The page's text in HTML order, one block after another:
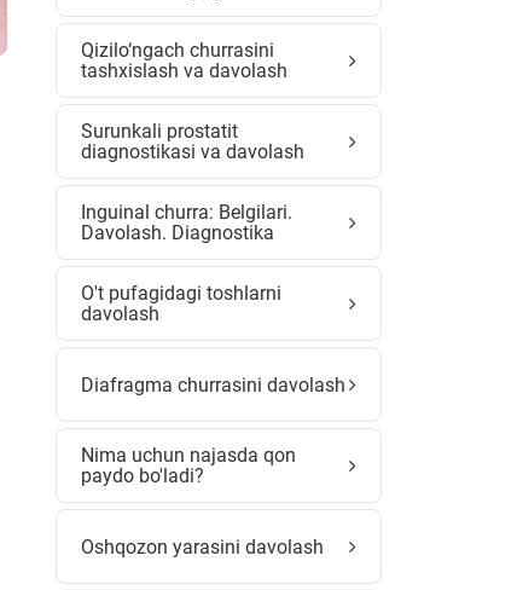
Qizilo‘ngach churrasini
tashxislash va davolash
Surunkali prostatit
diagnostikasi va davolash
Inguinal churra: Belgilari.
Davolash. Diagnostika
O't pufagidagi toshlarni
davolash
Diafragma churrasini davolash
Nima uchun najasda qon
paydo bo'ladi?
Oshqozon yarasini davolash